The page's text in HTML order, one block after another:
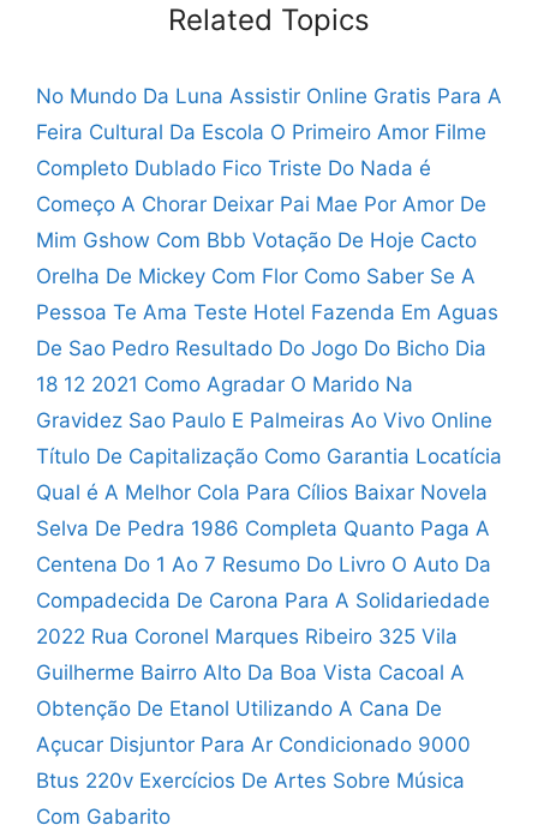
Related Topics
No Mundo Da Luna Assistir Online Gratis Para A
Feira Cultural Da Escola O Primeiro Amor Filme
Completo Dublado Fico Triste Do Nada é
Começo A Chorar Deixar Pai Mae Por Amor De
Mim Gshow Com Bbb Votação De Hoje Cacto
Orelha De Mickey Com Flor Como Saber Se A
Pessoa Te Ama Teste Hotel Fazenda Em Aguas
De Sao Pedro Resultado Do Jogo Do Bicho Dia
18 12 2021 Como Agradar O Marido Na
Gravidez Sao Paulo E Palmeiras Ao Vivo Online
Título De Capitalização Como Garantia Locatícia
Qual é A Melhor Cola Para Cílios Baixar Novela
Selva De Pedra 1986 Completa Quanto Paga A
Centena Do 1 Ao 7 Resumo Do Livro O Auto Da
Compadecida De Carona Para A Solidariedade
2022 Rua Coronel Marques Ribeiro 325 Vila
Guilherme Bairro Alto Da Boa Vista Cacoal A
Obtenção De Etanol Utilizando A Cana De
Açucar Disjuntor Para Ar Condicionado 9000
Btus 220v Exercícios De Artes Sobre Música
Com Gabarito